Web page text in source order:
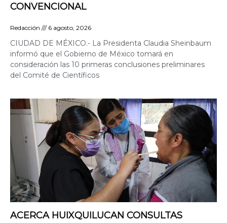
CONVENCIONAL
Redacción 6 agosto, 2026
CIUDAD DE MÉXICO.- La Presidenta Claudia Sheinbaum
informó que el Gobierno de México tomará en
consideración las 10 primeras conclusiones preliminares
del Comité de Científicos
ACERCA HUIXQUILUCAN CONSULTAS